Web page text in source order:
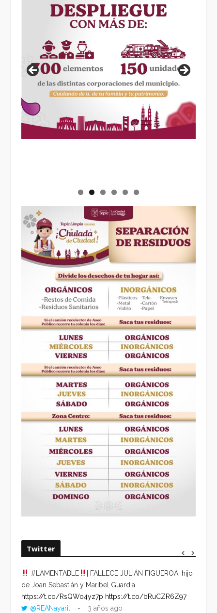
Twitter
#LAMENTABLE
| FALLECE JULIÁN FIGUEROA, hijo
de Joan Sebastián y Maribel Guardia.
https://t.co/RsQWo4yz7p https://t.co/bRuCZR6Z97
@REANayarit
3 años ago